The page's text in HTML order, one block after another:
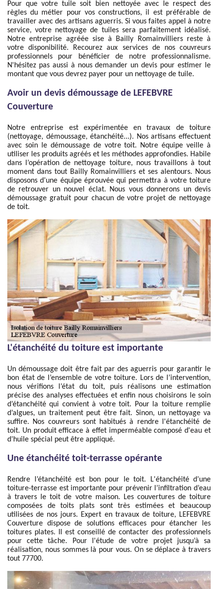
Pour que votre tuile soit bien nettoyée avec le respect des
règles du métier pour vos constructions, il est préférable de
travailler avec des artisans aguerris. Si vous faites appel à notre
service, votre nettoyage de tuiles sera parfaitement idéalisé.
Notre entreprise agréée sise à Bailly Romainvilliers reste à
votre disponibilité. Recourez aux services de nos couvreurs
professionnels pour bénéficier de notre professionnalisme.
N'hésitez pas aussi à nous demander un devis pour estimer le
montant que vous devrez payer pour un nettoyage de tuile.
Avoir un devis démoussage de LEFEBVRE
Couverture
Notre entreprise est expérimentée en travaux de toiture
(nettoyage, démoussage, étanchéité...). Nos artisans effectuent
avec soin le démoussage de votre toit. Notre équipe veille à
utiliser les produits agréés et les méthodes approfondies. Habile
dans l’opération de nettoyage toiture, nous travaillons à tout
moment dans tout Bailly Romainvilliers et ses alentours. Nous
disposons d’une équipe éprouvée qui permettra à votre toiture
de retrouver un nouvel éclat. Nous vous donnerons un devis
démoussage gratuit pour chacun de votre projet de nettoyage
de toit.
L'étanchéité du toiture est importante
Un démoussage doit être fait par des aguerris pour garantir le
bon état de l’ensemble de votre toiture. Lors de l’intervention,
nous vérifions l’état du toit, puis réalisons une estimation
précise des analyses effectuées et enfin nous choisirons le soin
d’étanchéité qui convient à votre toit. Pour la toiture remplie
d’algues, un traitement peut être fait. Sinon, un nettoyage va
suffire. Nos couvreurs sont habitués à rendre l'étanchéité de
toit. Un produit efficace à effet imperméable composé d'eau et
d’huile spécial peut être appliqué.
Une étanchéité toit-terrasse opérante
Rendre l’étanchéité est bon pour le toit. L'étanchéité d’une
toiture-terrasse est importante pour prévenir l’infiltration d’eau
à travers le toit de votre maison. Les couvertures de toiture
composées de toits plats sont très estimées et beaucoup
utilisées de nos jours. Expert en travaux de toiture, LEFEBVRE
Couverture dispose de solutions efficaces pour étancher les
toitures plates. Il est conseillé de contacter des professionnels
pour cette tâche. Pour l'étude de votre projet jusqu’à sa
réalisation, nous sommes là pour vous. On se déplace à travers
tout 77700.